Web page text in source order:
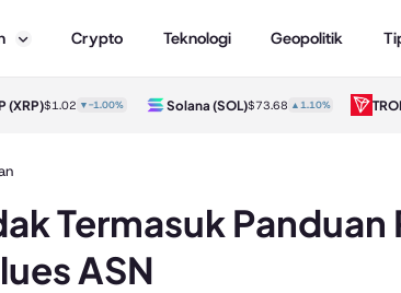
Crypto Teknologi Geopolitik
$1.02 ▼-1.00% Solana(SOL)$73.68▲1.10% TRON
Termasuk
ASN